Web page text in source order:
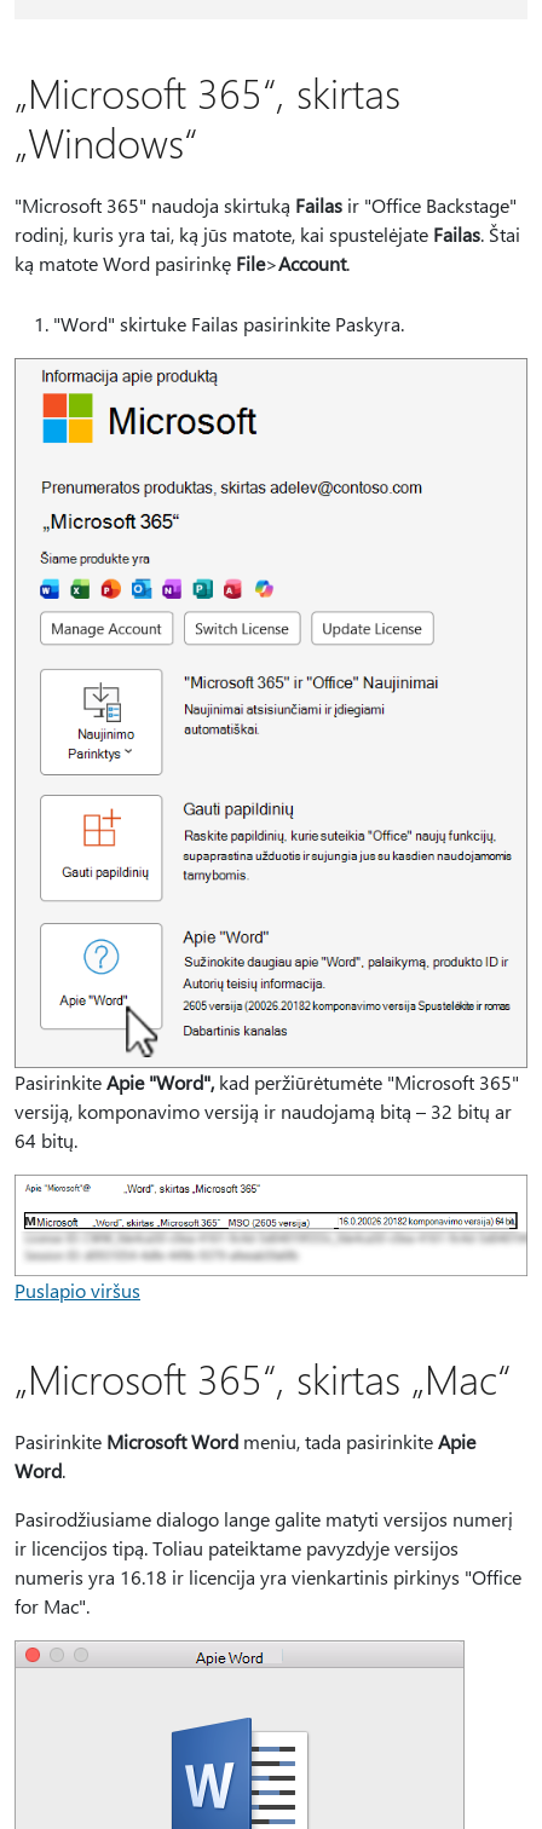
„Microsoft 365“, skirtas
„Windows“
"Microsoft 365" naudoja skirtuką Failas ir "Office Backstage"
rodinį, kuris yra tai, ką jūs matote, kai spustelėjate Failas. Štai
ką matote Word pasirinkę File>Account.
"Word" skirtuke Failas pasirinkite Paskyra.
PasirinkiteApie "Word", kad peržiūrėtumėte "Microsoft 365"
versiją, komponavimo versiją ir naudojamą bitą – 32 bitų ar
64 bitų.
Puslapio viršus
„Microsoft 365“, skirtas „Mac“
Pasirinkite Microsoft Word meniu, tada pasirinkiteApie
Word.
Pasirodžiusiame dialogo lange galite matyti versijos numerį
ir licencijos tipą. Toliau pateiktame pavyzdyje versijos
numeris yra 16.18 ir licencija yra vienkartinis pirkinys "Office
for Mac".